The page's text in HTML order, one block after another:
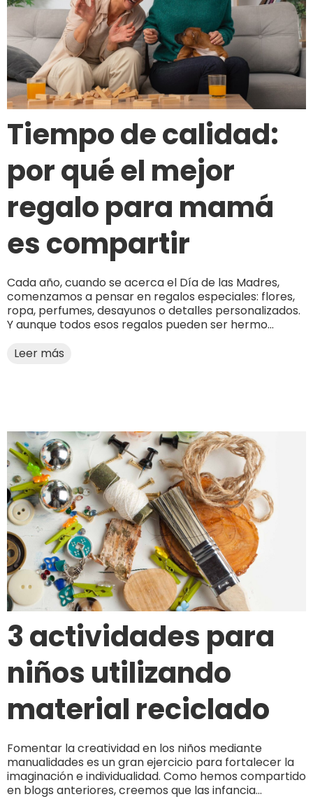
Tiempo de calidad:
por qué el mejor
regalo para mamá
es compartir
Cada año, cuando se acerca el Día de las Madres,
comenzamos a pensar en regalos especiales: flores,
ropa, perfumes, desayunos o detalles personalizados.
Y aunque todos esos regalos pueden ser hermo...
Leer más
3 actividades para
niños utilizando
material reciclado
Fomentar la creatividad en los niños mediante
manualidades es un gran ejercicio para fortalecer la
imaginación e individualidad. Como hemos compartido
en blogs anteriores, creemos que las infancia...